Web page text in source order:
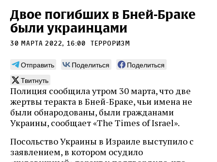
Двое погибших в Бней-Браке
были украинцами
30 марта 2022, 16:00 терроризм
Отправить Поделиться
Поделиться
Твитнуть
Полиция сообщила утром 30 марта, что две
жертвы теракта в Бней-Браке, чьи имена не
были обнародованы, были гражданами
Украины, сообщает «The Times of Israel».
Посольство Украины в Израиле выступило с
заявлением, в котором осудило